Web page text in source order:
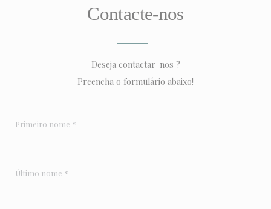
Contacte-nos
Deseja contactar-nos ?
Preencha o formulário abaixo!